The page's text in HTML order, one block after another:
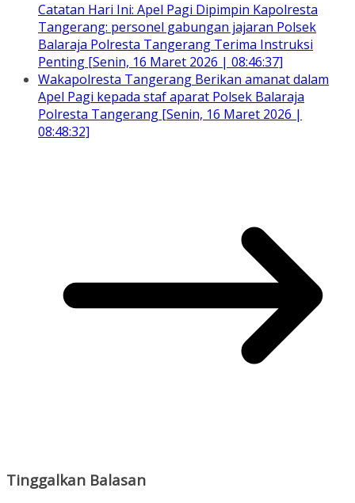
Catatan Hari Ini: Apel Pagi Dipimpin Kapolresta
Tangerang: personel gabungan jajaran Polsek
Balaraja Polresta Tangerang Terima Instruksi
Penting [Senin, 16 Maret 2026 | 08:46:37]
Wakapolresta Tangerang Berikan amanat dalam
Apel Pagi kepada staf aparat Polsek Balaraja
Polresta Tangerang [Senin, 16 Maret 2026 |
08:48:32]
Tinggalkan Balasan